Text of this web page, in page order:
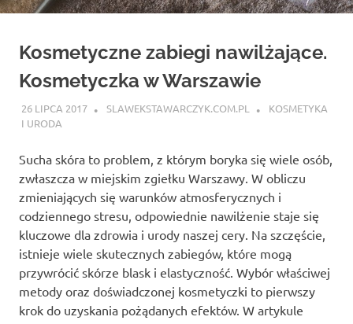
Kosmetyczne zabiegi nawilżające.
Kosmetyczka w Warszawie
26 LIPCA 2017 SLAWEKSTAWARCZYK.COM.PL
KOSMETYKA
I URODA
Sucha skóra to problem, z którym boryka się wiele osób,
zwłaszcza w miejskim zgiełku Warszawy. W obliczu
zmieniających się warunków atmosferycznych i
codziennego stresu, odpowiednie nawilżenie staje się
kluczowe dla zdrowia i urody naszej cery. Na szczęście,
istnieje wiele skutecznych zabiegów, które mogą
przywrócić skórze blask i elastyczność. Wybór właściwej
metody oraz doświadczonej kosmetyczki to pierwszy
krok do uzyskania pożądanych efektów. W artykule